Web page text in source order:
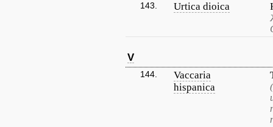
143. Urtica dioica
V
144.
Vaccaria
hispanica